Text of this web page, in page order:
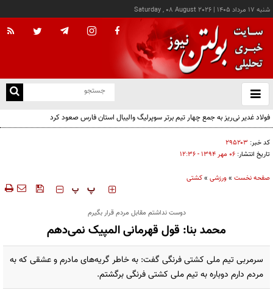
شنبه ۱۷ مرداد ۱۴۰۵ |
Saturday , 08 August 2026
باز
و
فولاد غدیر نی‌ریز به جمع چهار تیم برتر سوپرلیگ والیبال استان فارس صعود کرد
کد خبر: ۲۹۵۲۰۳
تاریخ انتشار: ۰۶ مهر ۱۳۹۴ - ۱۲:۳۶
صفحه نخست »ورزشی »كشتی
‍‍‍ پ پ
دوست نداشتم مقابل مردم قرار بگیرم
محمد بنا: قول قهرمانی المپیک نمی‌دهم
سرمربی تیم ملی کشتی فرنگی گفت: به خاطر گریه‌های مادرم و عشقی که به
مردم دارم دوباره به تیم ملی کشتی فرنگی برگشتم.